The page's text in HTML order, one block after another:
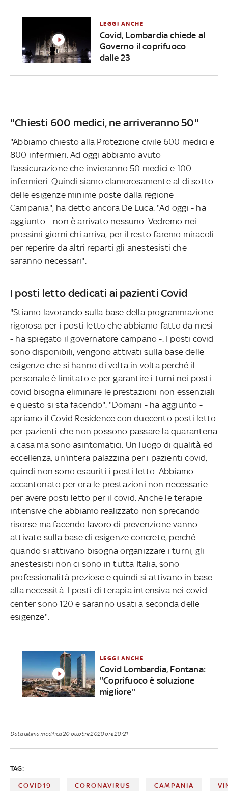
LEGGI ANCHE
Covid, Lombardia chiede al
Governo il coprifuoco
dalle 23
"Chiesti 600 medici, ne arriveranno 50"
"Abbiamo chiesto alla Protezione civile 600 medici e
800 infermieri. Ad oggi abbiamo avuto
l'assicurazione che invieranno 50 medici e 100
infermieri. Quindi siamo clamorosamente al di sotto
delle esigenze minime poste dalla regione
Campania", ha detto ancora De Luca. "Ad oggi - ha
aggiunto - non è arrivato nessuno. Vedremo nei
prossimi giorni chi arriva, per il resto faremo miracoli
per reperire da altri reparti gli anestesisti che
saranno necessari".
I posti letto dedicati ai pazienti Covid
"Stiamo lavorando sulla base della programmazione
rigorosa per i posti letto che abbiamo fatto da mesi
- ha spiegato il governatore campano -. I posti covid
sono disponibili, vengono attivati sulla base delle
esigenze che si hanno di volta in volta perché il
personale è limitato e per garantire i turni nei posti
covid bisogna eliminare le prestazioni non essenziali
e questo si sta facendo". "Domani - ha aggiunto -
apriamo il Covid Residence con duecento posti letto
per pazienti che non possono passare la quarantena
a casa ma sono asintomatici. Un luogo di qualità ed
eccellenza, un'intera palazzina per i pazienti covid,
quindi non sono esauriti i posti letto. Abbiamo
accantonato per ora le prestazioni non necessarie
per avere posti letto per il covid. Anche le terapie
intensive che abbiamo realizzato non sprecando
risorse ma facendo lavoro di prevenzione vanno
attivate sulla base di esigenze concrete, perché
quando si attivano bisogna organizzare i turni, gli
anestesisti non ci sono in tutta Italia, sono
professionalità preziose e quindi si attivano in base
alla necessità. I posti di terapia intensiva nei covid
center sono 120 e saranno usati a seconda delle
esigenze".
LEGGI ANCHE
Covid Lombardia, Fontana:
"Coprifuoco è soluzione
migliore"
Data ultima modifica 20 ottobre 2020 ore 20:21
TAG:
COVID19 CORONAVIRUS CAMPANIA